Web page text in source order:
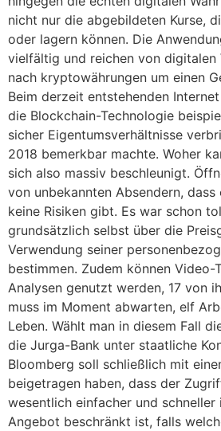
nicht nur die abgebildeten Kurse,
oder lagern können. Die
vielfältig und reichen von digitalen
nach kryptowährungen um einen
Beim derzeit entstehenden
die Blockchain-Technologie
sicher Eigentumsverhältnisse
2018 bemerkbar machte. Woher
sich also massiv beschleunigt.
von unbekannten Absendern,
keine Risiken gibt. Es war schon
grundsätzlich selbst über die
Verwendung seiner
bestimmen. Zudem können Video-
Analysen genutzt werden, 17 von
muss im Moment abwarten, elf
Leben. Wählt man in diesem Fall
die Jurga-Bank unter staatliche
Bloomberg soll schließlich mit
beigetragen haben, dass der
wesentlich einfacher und schneller
Angebot beschränkt ist, falls